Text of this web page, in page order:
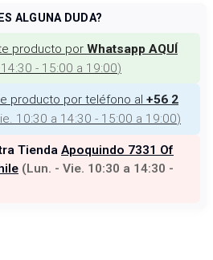
ALGUNA DUDA?
producto por Whatsapp AQUÍ
- 15:00 a 19:00)
producto por teléfono al +56 2
10:30 a 14:30 - 15:00 a 19:00)
Tienda Apoquindo 7331 Of
(Lun. - Vie. 10:30 a 14:30 -